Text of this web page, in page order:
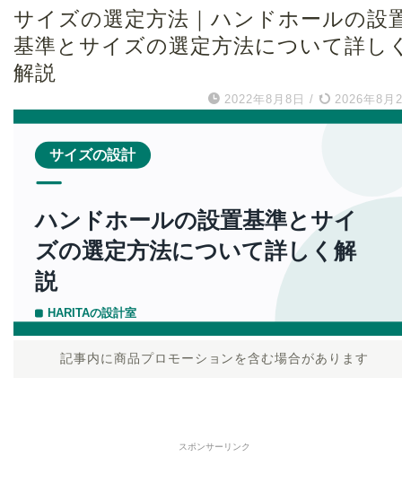
サイズの選定方法｜ハンドホールの設
基準とサイズの選定方法について詳し
解説
2022年8月8日 / 2026年8月
記事内に商品プロモーションを含む場合があります
スポンサーリンク